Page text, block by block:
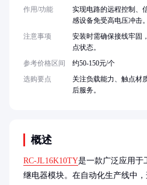
概述
RC-JL16K10TY是一款广泛应用于
继电器模块。在自动化生产线中
作用/功能
实现电路的远程控制、
感设备免受高电压冲击。
注意事项
安装时需确保接线牢固
点状态。
参考价格区间
约50-150元/个
选购要点
关注负载能力、触点材
后服务。